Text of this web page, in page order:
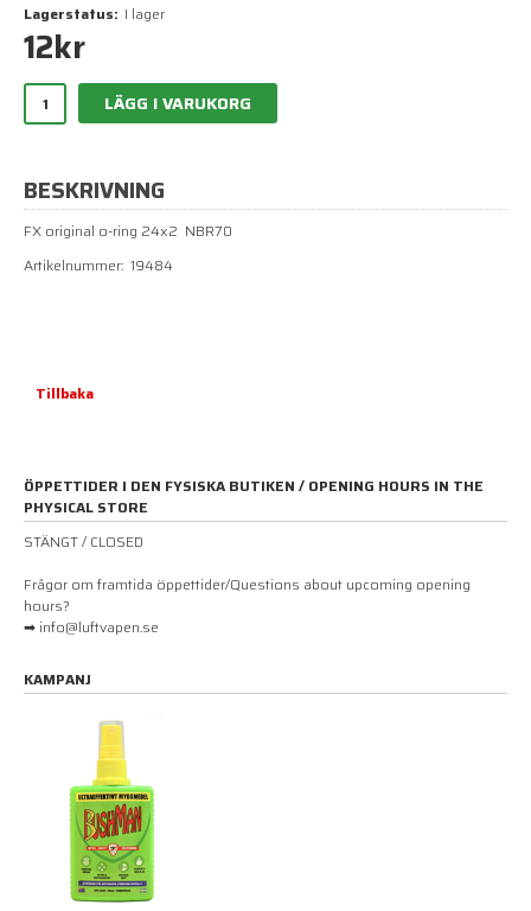
Lagerstatus: I lager
12kr
LÄGG I VARUKORG
BESKRIVNING
FX original o-ring 24x2 NBR70
Artikelnummer: 19484
Tillbaka
ÖPPETTIDER I DEN FYSISKA BUTIKEN / OPENING HOURS IN THE
PHYSICAL STORE
STÄNGT / CLOSED
Frågor om framtida öppettider/Questions about upcoming opening
hours?
➡ info@luftvapen.se
KAMPANJ